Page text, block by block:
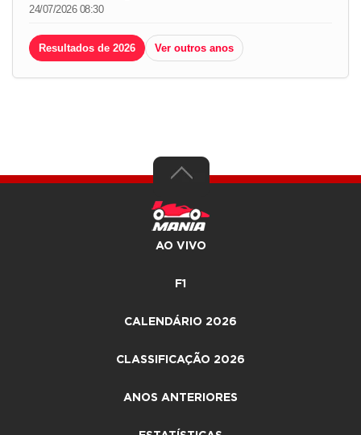
24/07/2026 08:30
Resultados de 2026 Ver outros anos
AO VIVO
F1
CALENDÁRIO 2026
CLASSIFICAÇÃO 2026
ANOS ANTERIORES